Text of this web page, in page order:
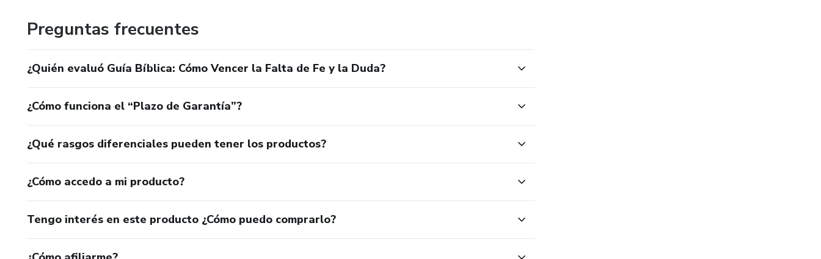
Preguntas frecuentes
¿Quién evaluó Guía Bíblica: Cómo Vencer la Falta de Fe y la Duda?
¿Cómo funciona el “Plazo de Garantía”?
¿Qué rasgos diferenciales pueden tener los productos?
¿Cómo accedo a mi producto?
Tengo interés en este producto ¿Cómo puedo comprarlo?